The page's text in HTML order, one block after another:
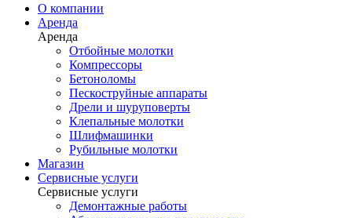
О компании
Аренда
Аренда
Отбойные молотки
Компрессоры
Бетоноломы
Пескоструйные аппараты
Дрели и шуруповерты
Клепальные молотки
Шлифмашинки
Рубильные молотки
Магазин
Сервисные услуги
Сервисные услуги
Демонтажные работы